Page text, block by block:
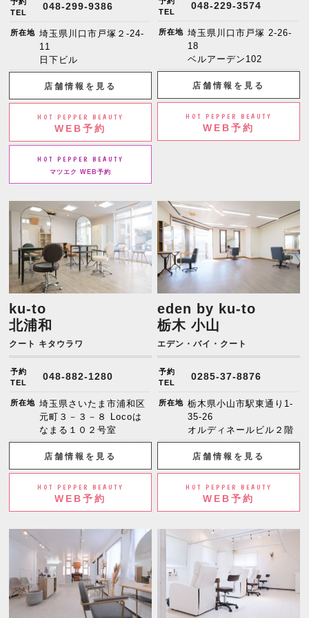
予約
TEL
048-299-9386
所在地 埼玉県川口市戸塚２-24-
11
日下ビル
店舗情報を見る
HOT PEPPER BEAUTY
WEB予約
HOT PEPPER BEAUTY
マツエク WEB予約
TEL
048-229-3574
所在地 埼玉県川口市戸塚 2-26-
18
ベルアーデン102
店舗情報を見る
HOT PEPPER BEAUTY
WEB予約
ku-to
北浦和
クート キタウラワ
予約
TEL
048-882-1280
所在地 埼玉県さいたま市浦和区
元町３－３－８ Locoは
なまる１０２号室
店舗情報を見る
HOT PEPPER BEAUTY
WEB予約
eden by ku-to
栃木 小山
エデン・バイ・クート
予約
TEL
0285-37-8876
所在地 栃木県小山市駅東通り1-
35-26
オルディネールビル２階
店舗情報を見る
HOT PEPPER BEAUTY
WEB予約